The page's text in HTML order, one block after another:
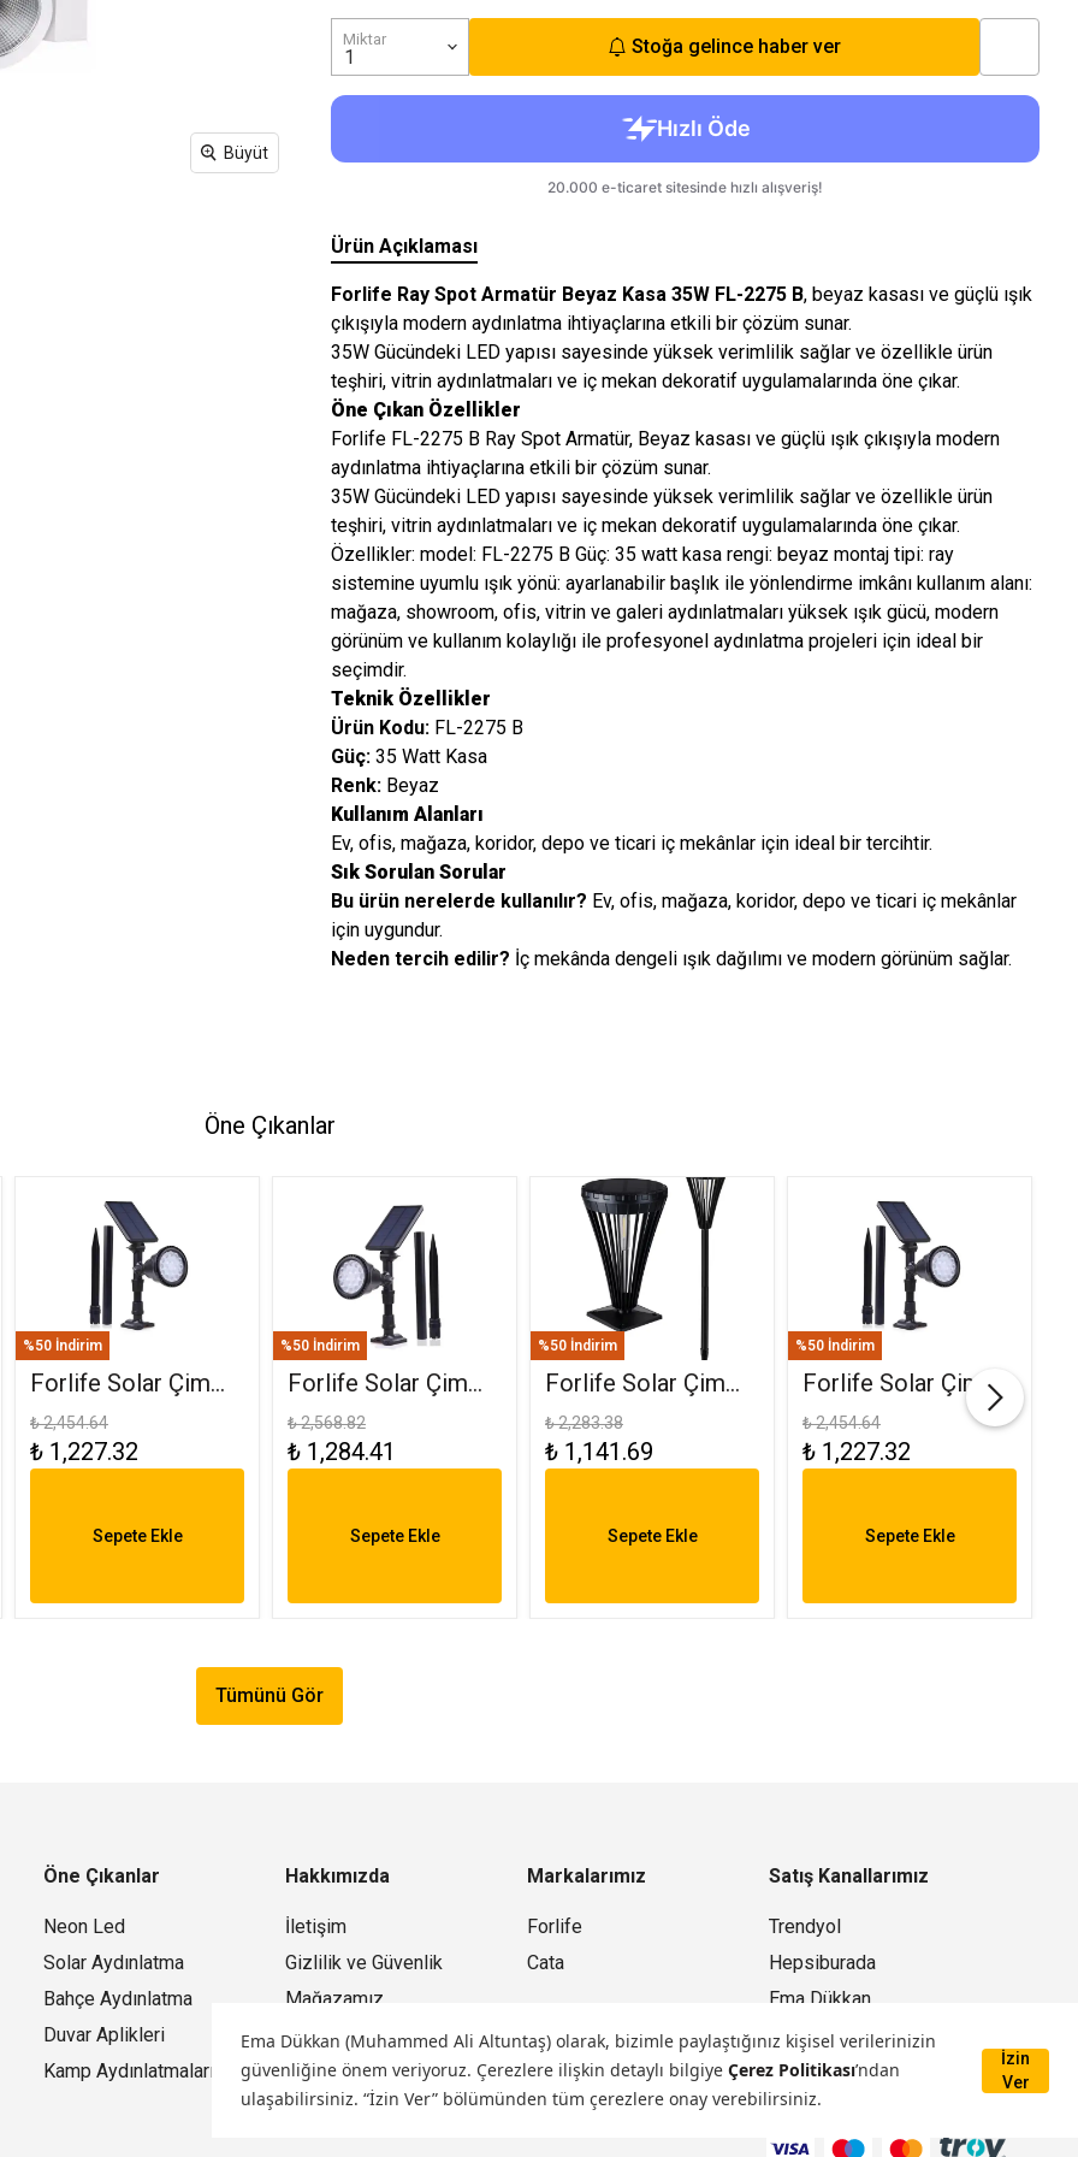
Işıkları
Ema Dükkan (Muhammed Ali Altuntaş) olarak, bizimle paylaştığınız kişisel verilerinizin
güvenliğine önem veriyoruz. Çerezlere ilişkin detaylı bilgiye Çerez Politikası’ndan
ulaşabilirsiniz. “İzin Ver” bölümünden tüm çerezlere onay verebilirsiniz.
İzin
Ver
Büyüt
Miktar Stoğa gelince haber ver
Ürün Açıklaması
Forlife Ray Spot Armatür Beyaz Kasa 35W FL-2275 B, beyaz kasası ve güçlü ışık
çıkışıyla modern aydınlatma ihtiyaçlarına etkili bir çözüm sunar.
35W Gücündeki LED yapısı sayesinde yüksek verimlilik sağlar ve özellikle ürün
teşhiri, vitrin aydınlatmaları ve iç mekan dekoratif uygulamalarında öne çıkar.
Öne Çıkan Özellikler
Forlife FL-2275 B Ray Spot Armatür, Beyaz kasası ve güçlü ışık çıkışıyla modern
aydınlatma ihtiyaçlarına etkili bir çözüm sunar.
35W Gücündeki LED yapısı sayesinde yüksek verimlilik sağlar ve özellikle ürün
teşhiri, vitrin aydınlatmaları ve iç mekan dekoratif uygulamalarında öne çıkar.
Özellikler: model: FL-2275 B Güç: 35 watt kasa rengi: beyaz montaj tipi: ray
sistemine uyumlu ışık yönü: ayarlanabilir başlık ile yönlendirme imkânı kullanım alanı:
mağaza, showroom, ofis, vitrin ve galeri aydınlatmaları yüksek ışık gücü, modern
görünüm ve kullanım kolaylığı ile profesyonel aydınlatma projeleri için ideal bir
seçimdir.
Teknik Özellikler
Ürün Kodu: FL-2275 B
Güç: 35 Watt Kasa
Renk: Beyaz
Kullanım Alanları
Ev, ofis, mağaza, koridor, depo ve ticari iç mekânlar için ideal bir tercihtir.
Sık Sorulan Sorular
Bu ürün nerelerde kullanılır? Ev, ofis, mağaza, koridor, depo ve ticari iç mekânlar
için uygundur.
Neden tercih edilir? İç mekânda dengeli ışık dağılımı ve modern görünüm sağlar.
Öne Çıkanlar
%50 İndirim
Forlife Solar Çim
Saplama 30W
Amber FL-3121
₺ 2,454.64
₺ 1,227.32
Sepete Ekle
%50 İndirim
Forlife Solar Çim
Armatürü 30W RGB
FL-3121 R
₺ 2,568.82
₺ 1,284.41
Sepete Ekle
%50 İndirim
Forlife Solar Çim
Ve Set Üstü
Armatür 15W FL-
₺ 2,283.38
₺ 1,141.69
Sepete Ekle
%50 İndirim
Forlife Solar Çim
Saplama 30W Yeşil
FL-3121
₺ 2,454.64
₺ 1,227.32
Sepete Ekle
Tümünü Gör
Öne Çıkanlar
Neon Led
Solar Aydınlatma
Bahçe Aydınlatma
Duvar Aplikleri
Kamp Aydınlatmaları
Hakkımızda
İletişim
Gizlilik ve Güvenlik
Mağazamız
Markalarımız
Forlife
Cata
Satış Kanallarımız
Trendyol
Hepsiburada
Ema Dükkan
Mağazamız